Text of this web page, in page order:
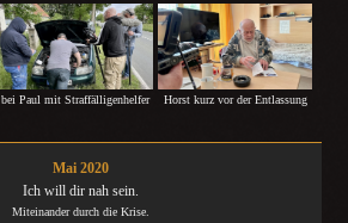
bei Paul mit Straffälligenhelfer Horst kurz vor der Entlassung
Mai 2020
Ich will dir nah sein.
Miteinander durch die Krise.